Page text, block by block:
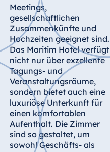
Timmendorfer
Strand
TitiseeHotel
Titisee-Neustadt
Strandhotel
Travemünde
Hotel Ulm
Star-Apart Hansa
Hotel Wiesbaden
Hotel Würzburg
Meetings,
gesellschaftlichen
Zusammenkünfte und
Hochzeiten geeignet sind.
Das Maritim Hotel verfügt
nicht nur über exzellente
Tagungs- und
Veranstaltungsräume,
sondern bietet auch eine
luxuriöse Unterkunft für
einen komfortablen
Aufenthalt. Die Zimmer
sind so gestaltet, um
sowohl Geschäfts- als